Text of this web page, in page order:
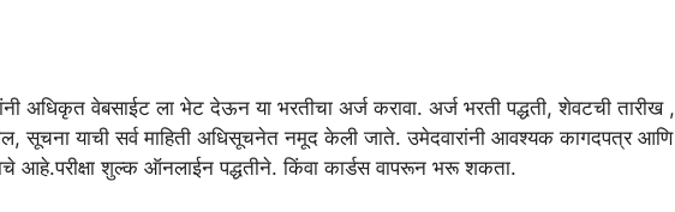
अधिकृत वेबसाईट ला भेट देऊन या भरतीचा अर्ज करावा. अर्ज भरती पद्धती, शेवटची तारीख ,
सूचना याची सर्व माहिती अधिसूचनेत नमूद केली जाते. उमेदवारांनी आवश्यक कागदपत्र आणि
आहे.परीक्षा शुल्क ऑनलाईन पद्धतीने. किंवा कार्डस वापरून भरू शकता.